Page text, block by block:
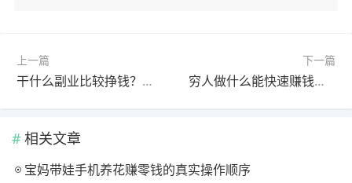
上一篇
干什么副业比较挣钱？正规又赚钱的副业项目分享
下一篇
穷人做什么能快速赚钱？这些方法挣钱都非常快
相关文章
宝妈带娃手机养花赚零钱的真实操作顺序